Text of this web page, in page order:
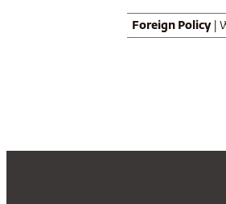
Foreign Policy|